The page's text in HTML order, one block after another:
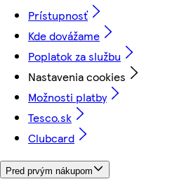
Prístupnosť
Kde dovážame
Poplatok za službu
Nastavenia cookies
Možnosti platby
Tesco.sk
Clubcard
Pred prvým nákupom